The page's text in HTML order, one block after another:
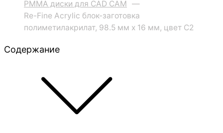
PMMA диски для CAD CAM —
Re-Fine Acrylic блок-заготовка
полиметилакрилат, 98.5 мм x 16 мм, цвет C2
Содержание